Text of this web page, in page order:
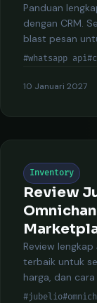
Panduan
dengan CRM.
blast pesan
#whatsapp api
10 Januari 2027
Inventory
Review
Review
terbaik untuk
harga, dan
#jubelio